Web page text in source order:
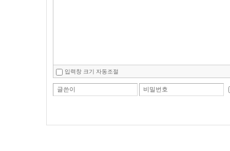
입력창 크기 자동조절
글쓴이 비밀번호